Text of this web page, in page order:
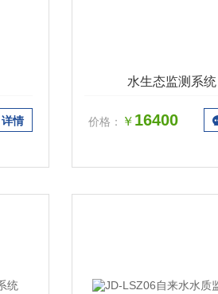
详情
水生态监测系统
价格： ￥ 16400